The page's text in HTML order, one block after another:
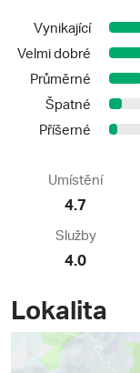
Vynikající
Velmi dobré
Průměrné
Špatné
Příšerné
Umístění
4.7
Služby
4.0
Lokalita